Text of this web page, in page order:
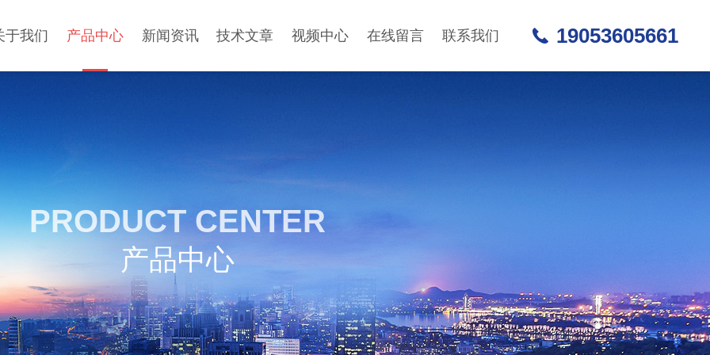
于我们 产品中心 新闻资讯 技术文章 视频中心 在线留言 联系我们 19053605661
PRODUCT CENTER
产品中心